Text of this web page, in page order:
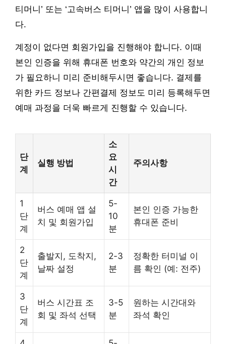
티머니’ 또는 ‘고속버스 티머니’ 앱을 많이 사용합니
다.
계정이 없다면 회원가입을 진행해야 합니다. 이때
본인 인증을 위해 휴대폰 번호와 약간의 개인 정보
가 필요하니 미리 준비해두시면 좋습니다. 결제를
위한 카드 정보나 간편결제 정보도 미리 등록해두면
예매 과정을 더욱 빠르게 진행할 수 있습니다.
단
계
실행 방법
소
요
시
간
주의사항
1
단
계
버스 예매 앱 설
치 및 회원가입
5-
10
분
본인 인증 가능한
휴대폰 준비
2
단
계
출발지, 도착지,
날짜 설정
2-3
분
정확한 터미널 이
름 확인 (예: 전주)
3
단
계
버스 시간표 조
회 및 좌석 선택
3-5
분
원하는 시간대와
좌석 확인